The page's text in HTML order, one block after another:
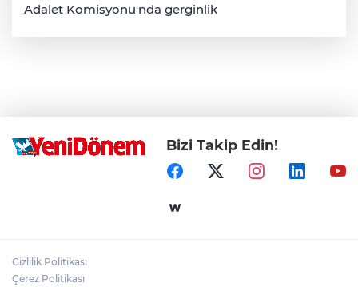
Adalet Komisyonu'nda gerginlik
Bizi Takip Edin!
Gizlilik Politikası
Çerez Politikası